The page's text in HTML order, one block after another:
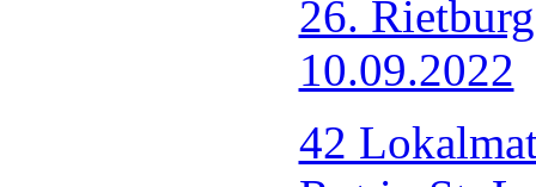
26.
10.09.2022
42